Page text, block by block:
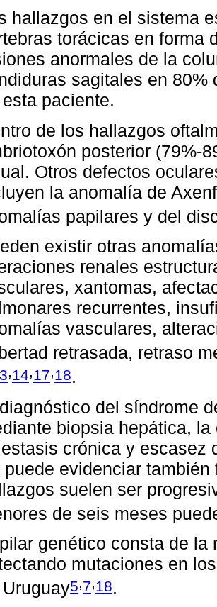
hallazgos en el sistema
torácicas en forma
anormales de la
sagitales en
paciente.
de los hallazgos
posterior (79%-
Otros defectos
la anomalía de
papilares y del
existir otras
renales
xantomas,
recurrentes,
vasculares,
retrasada, retraso
,14,17,18.
del síndrome
biopsia hepática,
crónica y escasez
puede evidenciar
suelen ser
de seis meses
genético consta de
mutaciones en
5,7,18.